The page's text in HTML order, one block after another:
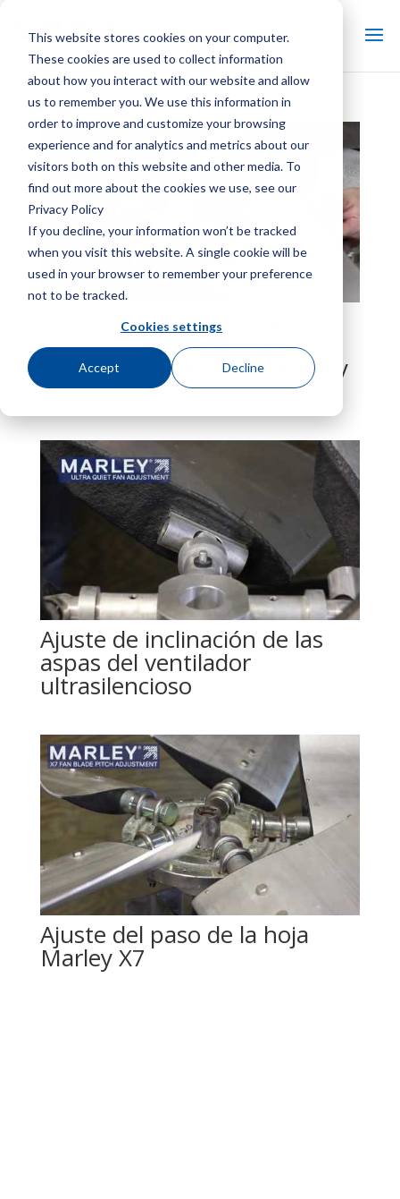
This website stores cookies on your computer.
These cookies are used to collect information
about how you interact with our website and allow
us to remember you. We use this information in
order to improve and customize your browsing
experience and for analytics and metrics about our
visitors both on this website and other media. To
find out more about the cookies we use, see our
Privacy Policy
If you decline, your information won’t be tracked
when you visit this website. A single cookie will be
used in your browser to remember your preference
not to be tracked.
Cookies settings
Accept Decline
Ajuste de inclinación de las
aspas del ventilador de la
torre de enfriamiento Marley
H3
Ajuste de inclinación de las
aspas del ventilador
ultrasilencioso
Ajuste del paso de la hoja
Marley X7